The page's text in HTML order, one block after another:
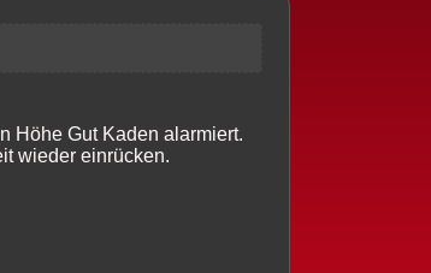
Höhe Gut Kaden alarmiert.
wieder einrücken.